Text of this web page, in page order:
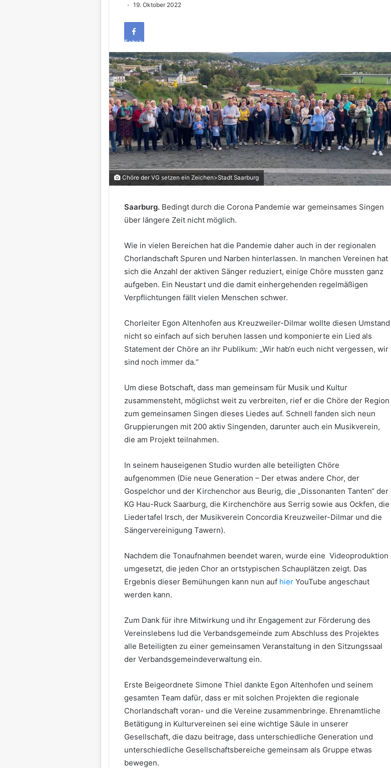
19. Oktober 2022
Facebook
Chöre der VG setzen ein Zeichen>Stadt Saarburg
Saarburg. Bedingt durch die Corona Pandemie war gemeinsames Singen
über längere Zeit nicht möglich.
Wie in vielen Bereichen hat die Pandemie daher auch in der regionalen
Chorlandschaft Spuren und Narben hinterlassen. In manchen Vereinen hat
sich die Anzahl der aktiven Sänger reduziert, einige Chöre mussten ganz
aufgeben. Ein Neustart und die damit einhergehenden regelmäßigen
Verpflichtungen fällt vielen Menschen schwer.
Chorleiter Egon Altenhofen aus Kreuzweiler-Dilmar wollte diesen Umstand
nicht so einfach auf sich beruhen lassen und komponierte ein Lied als
Statement der Chöre an ihr Publikum: „Wir hab‘n euch nicht vergessen, wir
sind noch immer da.“
Um diese Botschaft, dass man gemeinsam für Musik und Kultur
zusammensteht, möglichst weit zu verbreiten, rief er die Chöre der Region
zum gemeinsamen Singen dieses Liedes auf. Schnell fanden sich neun
Gruppierungen mit 200 aktiv Singenden, darunter auch ein Musikverein,
die am Projekt teilnahmen.
In seinem hauseigenen Studio wurden alle beteiligten Chöre
aufgenommen (Die neue Generation – Der etwas andere Chor, der
Gospelchor und der Kirchenchor aus Beurig, die „Dissonanten Tanten“ der
KG Hau-Ruck Saarburg, die Kirchenchöre aus Serrig sowie aus Ockfen, die
Liedertafel Irsch, der Musikverein Concordia Kreuzweiler-Dilmar und die
Sängervereinigung Tawern).
Nachdem die Tonaufnahmen beendet waren, wurde eine Videoproduktion
umgesetzt, die jeden Chor an ortstypischen Schauplätzen zeigt. Das
Ergebnis dieser Bemühungen kann nun auf hierYouTube angeschaut
werden kann.
Zum Dank für ihre Mitwirkung und ihr Engagement zur Förderung des
Vereinslebens lud die Verbandsgemeinde zum Abschluss des Projektes
alle Beteiligten zu einer gemeinsamen Veranstaltung in den Sitzungssaal
der Verbandsgemeindeverwaltung ein.
Erste Beigeordnete Simone Thiel dankte Egon Altenhofen und seinem
gesamten Team dafür, dass er mit solchen Projekten die regionale
Chorlandschaft voran- und die Vereine zusammenbringe. Ehrenamtliche
Betätigung in Kulturvereinen sei eine wichtige Säule in unserer
Gesellschaft, die dazu beitrage, dass unterschiedliche Generation und
unterschiedliche Gesellschaftsbereiche gemeinsam als Gruppe etwas
bewegen.